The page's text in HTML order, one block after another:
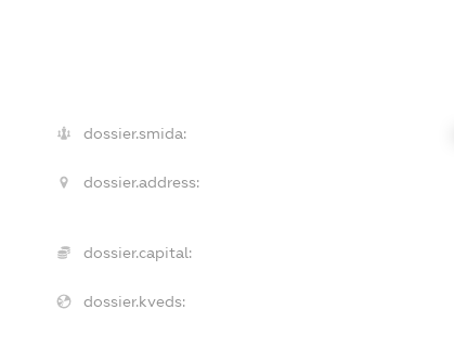
dossier.smida:
dossier.address:
dossier.capital:
dossier.kveds: